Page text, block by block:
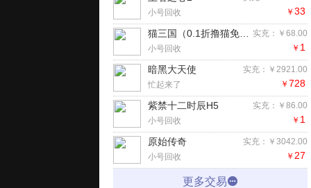
小号回收 ￥ 33
实充：￥68.00
猫三国（0.1折撸猫免费版）H5
小号回收 ￥ 1
实充：￥2921.00
暗黑大天使
忙起来了 ￥ 728
实充：￥86.00
紫禁十二时辰H5
小号回收 ￥ 1
实充：￥3042.00
原始传奇
小号回收 ￥ 27
更多交易